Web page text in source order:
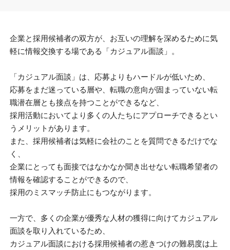
企業と採用候補者の双方が、お互いの理解を深めるために気
軽に情報交換する場である「カジュアル面談」。
「カジュアル面談」は、応募よりもハードルが低いため、
応募をまだ迷っている層や、転職の意向が固まっていない転
職潜在層とも接点を持つことができるなど、
採用活動においてより多くの人たちにアプローチできるとい
うメリットがあります。
また、採用候補者は気軽に会社のことを質問できるだけでな
く、
企業にとっても面接ではなかなか聞き出せない転職希望者の
情報を確認することができるので、
採用のミスマッチ防止にもつながります。
一方で、多くの企業が優秀な人材の獲得に向けてカジュアル
面談を取り入れているため、
カジュアル面談における採用候補者の惹きつけの難易度は上